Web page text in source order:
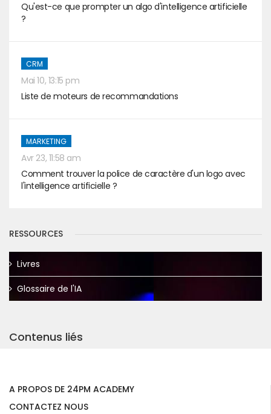
Qu'est-ce que prompter un algo d'intelligence artificielle
?
CRM
Mai 10, 13:15 pm
Liste de moteurs de recommandations
MARKETING
Avr 23, 11:58 am
Comment trouver la police de caractère d'un logo avec
l'intelligence artificielle ?
RESSOURCES
Livres
Glossaire de l'IA
Contenus liés
A PROPOS DE 24PM ACADEMY
CONTACTEZ NOUS